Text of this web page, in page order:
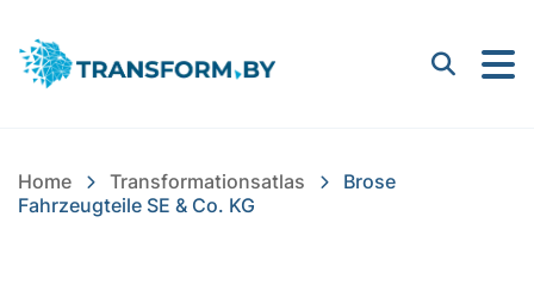
Bayern Innovativ GmbH
Suchen
Home Transformationsatlas
Brose
Fahrzeugteile SE & Co. KG